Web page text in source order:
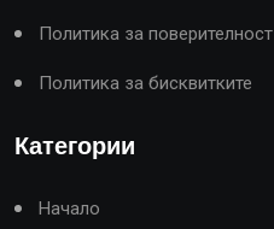
Политика за поверителност
Политика за бисквитките
Категории
Начало